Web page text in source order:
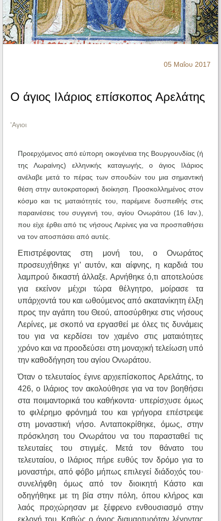
Ηχητικά
05 Μαΐου 2017
Ο άγιος Ιλάριος επίσκοπος Αρελάτης
'Αγιοι
Προερχόμενος από εύπορη οικογένεια της Βουργουνδίας (ή
της Λωραίνης) ελληνικής καταγωγής, ο άγιος Ιλάριος
ανέλαβε μετά το πέρας των σπουδών του μια σημαντική
θέση στην αυτοκρατορική διοίκηση. Προσκολλημένος στον
κόσμο και τις ματαιότητές του, παρέμενε δυσπειθής στις
παραινέσεις του συγγενή του, αγίου Ονωράτου (16 Ιαν.),
που είχε έρθει από τις νήσους Λερίνες για να προσπαθήσει
να τον αποσπάσει από αυτές.
Επιστρέφοντας στη μονή του, ο Ονωράτος
προσευχήθηκε γι’ αυτόν, και αίφνης, η καρδιά του
λαμπρού δικαστή άλλαξε. Αρνήθηκε ό,τι αποτελούσε
για εκείνον μέχρι τώρα θέλγητρο, μοίρασε τα
υπάρχοντά του και ωθούμενος από ακατανίκητη έλξη
προς την αγάπη του Θεού, αποσύρθηκε στις νήσους
Λερίνες, με σκοπό να εργασθεί με όλες τις δυνάμεις
του για να κερδίσει τον χαμένο στις ματαιότητες
χρόνο και να προοδεύσει στη μοναχική τελείωση υπό
την καθοδήγηση του αγίου Ονωράτου.
Όταν ο τελευταίος έγινε αρχιεπίσκοπος Αρελάτης, το
426, ο Ιλάριος τον ακολούθησε για να τον βοηθήσει
στα ποιμαντορικά του καθήκοντα· υπερίσχυσε όμως
το φιλέρημο φρόνημά του και γρήγορα επέστρεψε
στη μοναστική νήσο. Ανταποκρίθηκε, όμως, στην
πρόσκληση του Ονωράτου να του παρασταθεί τις
τελευταίες του στιγμές. Μετά τον θάνατο του
τελευταίου, ο Ιλάριος πήρε ευθύς τον δρόμο για το
μοναστήρι, από φόβο μήπως επιλεγεί διάδοχός του·
συνελήφθη όμως από τον διοικητή Κάστο και
οδηγήθηκε με τη βία στην πόλη, όπου κλήρος και
λαός προχώρησαν με ξέφρενο ενθουσιασμό στην